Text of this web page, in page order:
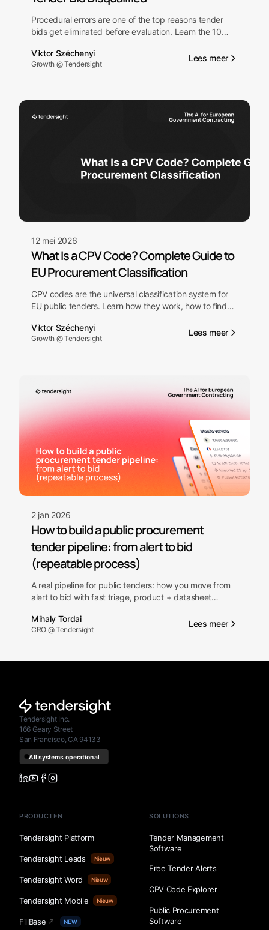
Procedural errors are one of the top reasons tender
bids get eliminated before evaluation. Learn the 10
Viktor Széchenyi
Growth @ Tendersight
Lees meer
12 mei 2026
What Is a CPV Code? Complete Guide to
EU Procurement Classification
CPV codes are the universal classification system for
EU public tenders. Learn how they work, how to find
procurement opportunities across Europe.
Viktor Széchenyi
Growth @ Tendersight
Lees meer
2 jan 2026
How to build a public procurement
tender pipeline: from alert to bid
(repeatable process)
A real pipeline for public tenders: how you move from
alert to bid with fast triage, product + datasheet
submission.
Mihaly Tordai
CRO @ Tendersight
Lees meer
Tendersight Inc.
166 Geary Street
San Francisco, CA 94133
PRODUCTEN
Tendersight Platform
Tendersight Leads Nieuw
Tendersight Word Nieuw
Tendersight Mobile Nieuw
FillBase NEW
SOLUTIONS
Tender Management
Software
Free Tender Alerts
CPV Code Explorer
Public Procurement
Software